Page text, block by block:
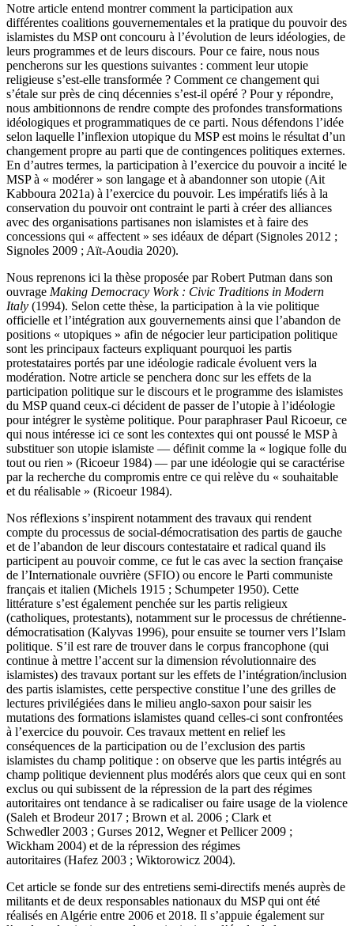
Notre article entend montrer comment la participation aux
différentes coalitions gouvernementales et la pratique du pouvoir des
islamistes du MSP ont concouru à l’évolution de leurs idéologies, de
leurs programmes et de leurs discours. Pour ce faire, nous nous
pencherons sur les questions suivantes : comment leur utopie
religieuse s’est-elle transformée ? Comment ce changement qui
s’étale sur près de cinq décennies s’est-il opéré ? Pour y répondre,
nous ambitionnons de rendre compte des profondes transformations
idéologiques et programmatiques de ce parti. Nous défendons l’idée
selon laquelle l’inflexion utopique du MSP est moins le résultat d’un
changement propre au parti que de contingences politiques externes.
En d’autres termes, la participation à l’exercice du pouvoir a incité le
MSP à « modérer » son langage et à abandonner son utopie (Ait
Kabboura 2021a) à l’exercice du pouvoir. Les impératifs liés à la
conservation du pouvoir ont contraint le parti à créer des alliances
avec des organisations partisanes non islamistes et à faire des
concessions qui « affectent » ses idéaux de départ (Signoles 2012 ;
Signoles 2009 ; Aït-Aoudia 2020).
Nous reprenons ici la thèse proposée par Robert Putman dans son
ouvrage Making Democracy Work : Civic Traditions in Modern
Italy (1994). Selon cette thèse, la participation à la vie politique
officielle et l’intégration aux gouvernements ainsi que l’abandon de
positions « utopiques » afin de négocier leur participation politique
sont les principaux facteurs expliquant pourquoi les partis
protestataires portés par une idéologie radicale évoluent vers la
modération. Notre article se penchera donc sur les effets de la
participation politique sur le discours et le programme des islamistes
du MSP quand ceux-ci décident de passer de l’utopie à l’idéologie
pour intégrer le système politique. Pour paraphraser Paul Ricoeur, ce
qui nous intéresse ici ce sont les contextes qui ont poussé le MSP à
substituer son utopie islamiste — définit comme la « logique folle du
tout ou rien » (Ricoeur 1984) — par une idéologie qui se caractérise
par la recherche du compromis entre ce qui relève du « souhaitable
et du réalisable » (Ricoeur 1984).
Nos réflexions s’inspirent notamment des travaux qui rendent
compte du processus de social-démocratisation des partis de gauche
et de l’abandon de leur discours contestataire et radical quand ils
participent au pouvoir comme, ce fut le cas avec la section française
de l’Internationale ouvrière (SFIO) ou encore le Parti communiste
français et italien (Michels 1915 ; Schumpeter 1950). Cette
littérature s’est également penchée sur les partis religieux
(catholiques, protestants), notamment sur le processus de chrétienne-
démocratisation (Kalyvas 1996), pour ensuite se tourner vers l’Islam
politique. S’il est rare de trouver dans le corpus francophone (qui
continue à mettre l’accent sur la dimension révolutionnaire des
islamistes) des travaux portant sur les effets de l’intégration/inclusion
des partis islamistes, cette perspective constitue l’une des grilles de
lectures privilégiées dans le milieu anglo-saxon pour saisir les
mutations des formations islamistes quand celles-ci sont confrontées
à l’exercice du pouvoir. Ces travaux mettent en relief les
conséquences de la participation ou de l’exclusion des partis
islamistes du champ politique : on observe que les partis intégrés au
champ politique deviennent plus modérés alors que ceux qui en sont
exclus ou qui subissent de la répression de la part des régimes
autoritaires ont tendance à se radicaliser ou faire usage de la violence
(Saleh et Brodeur 2017 ; Brown et al. 2006 ; Clark et
Schwedler 2003 ; Gurses 2012, Wegner et Pellicer 2009 ;
Wickham 2004) et de la répression des régimes
autoritaires (Hafez 2003 ; Wiktorowicz 2004).
Cet article se fonde sur des entretiens semi-directifs menés auprès de
militants et de deux responsables nationaux du MSP qui ont été
réalisés en Algérie entre 2006 et 2018. Il s’appuie également sur